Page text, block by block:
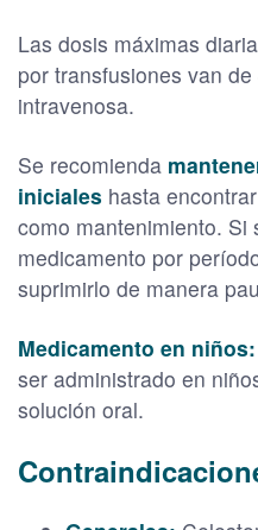
Las dosis máximas
por transfusiones van
intravenosa.
Se recomienda
iniciales hasta
como mantenimiento. Si
medicamento por
suprimirlo de manera
Medicamento en niños:
ser administrado en
solución oral.